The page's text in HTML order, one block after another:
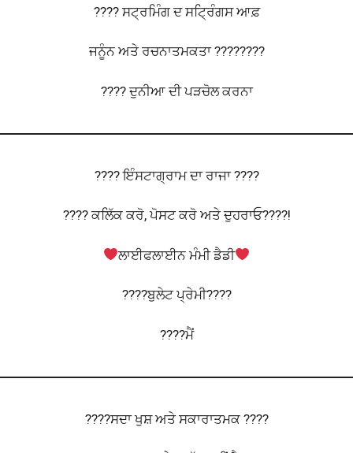
???? ਸਟ੍ਰਮਿੰਗ ਦ ਸਟ੍ਰਿੰਗਸ ਆਫ਼
ਜਨੂੰਨ ਅਤੇ ਰਚਨਾਤਮਕਤਾ ????????
???? ਦੁਨੀਆ ਦੀ ਪੜਚੋਲ ਕਰਨਾ
???? ਇੰਸਟਾਗ੍ਰਾਮ ਦਾ ਰਾਜਾ ????
???? ਕਲਿੱਕ ਕਰੋ, ਪੋਸਟ ਕਰੋ ਅਤੇ ਦੁਹਰਾਓ????!
ਲਾਈਫਲਾਈਨ ਮੰਮੀ ਡੈਡੀ
????ਬੁਲੇਟ ਪ੍ਰੇਮੀ????
????ਮੈਂ
????ਸਦਾ ਖੁਸ਼ ਅਤੇ ਸਕਾਰਾਤਮਕ ????